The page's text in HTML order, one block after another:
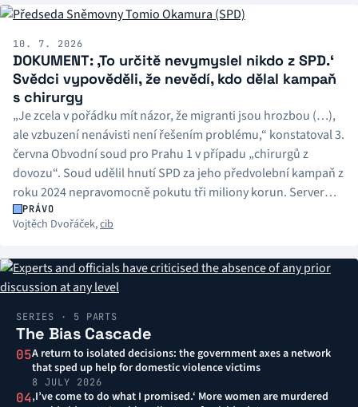
ubytováním, to je ale brzy vyprodané.
10. 7. 2026
DOKUMENT: ‚To určitě nevymyslel nikdo z SPD.‘
Svědci vypověděli, že nevědí, kdo dělal kampaň
s chirurgy
„Je zcela v pořádku mít názor, že migranti jsou hrozbou (…),
ale vzbuzení nenávisti není řešením problému,“ konstatoval 3.
června Obvodní soud pro Prahu 1 v případu „chirurgů z
dovozu“. Soud udělil hnutí SPD za jeho předvolební kampaň z
roku 2024 nepravomocně pokutu tři miliony korun. Server
iROZHLAS.cz nyní přináší podrobnosti z celého rozsudku.
Zahrnuje i popis výpovědí tří svědků.
PRÁVO
Vojtěch Dvořáček,cib
SERIES · 5 PARTS
The Bias Cascade
05A return to isolated decisions: the government axes a network
that sped up help for domestic violence victims
8 JULY 2026
04‚I’ve come to do what I promised.‘ More women are murdered